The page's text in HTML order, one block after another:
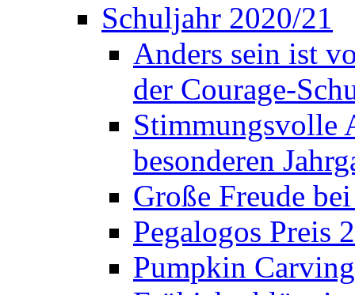
Schuljahr 2020/21
Anders sein ist
der Courage-
Stimmungsvolle
besonderen
Große Freude
Pegalogos Preis
Pumpkin